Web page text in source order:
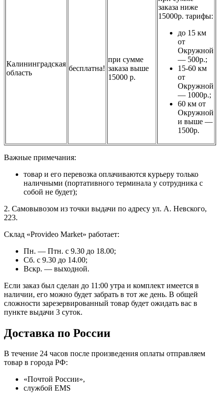
Калининградская
область
бесплатна!
при сумме
заказа выше
15000 р.
заказа ниже
15000р. тарифы:
до 15 км
от
Окружной
— 500р.;
15-60 км
от
Окружной
— 1000р.;
60 км от
Окружной
и выше —
1500р.
Важные примечания:
товар и его перевозка оплачиваются курьеру только
наличными (портативного терминала у сотрудника с
собой не будет);
2. Самовывозом из точки выдачи по адресу ул. А. Невского,
223.
Склад «Provideo Market» работает:
Пн. — Птн. с 9.30 до 18.00;
Сб. с 9.30 до 14.00;
Вскр. — выходной.
Если заказ был сделан до 11:00 утра и комплект имеется в
наличии, его можно будет забрать в тот же день. В общей
сложности зарезервированный товар будет ожидать вас в
пункте выдачи 3 суток.
Доставка по России
В течение 24 часов после произведения оплаты отправляем
товар в города РФ:
«Почтой России»,
службой EMS